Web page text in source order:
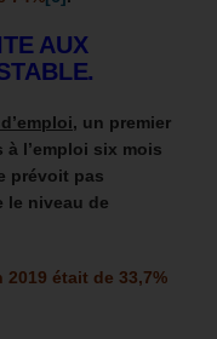
AUX
, un premier
à l’emploi six mois
prévoit pas
le niveau de
était de 33,7%